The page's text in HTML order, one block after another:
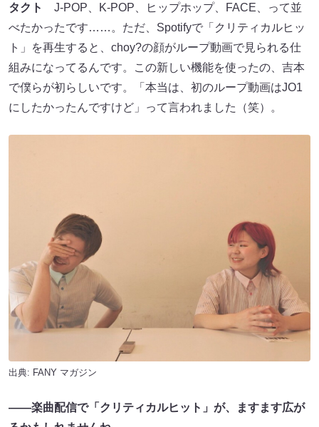
タクト
J-POP、K-POP、ヒップホップ、FACE、って並
べたかったです……。ただ、Spotifyで「クリティカルヒッ
ト」を再生すると、choy?の顔がループ動画で見られる仕
組みになってるんです。この新しい機能を使ったの、吉本
で僕らが初らしいです。「本当は、初のループ動画はJO1
にしたかったんですけど」って言われました（笑）。
出典: FANY マガジン
――楽曲配信で「クリティカルヒット」が、ますます広が